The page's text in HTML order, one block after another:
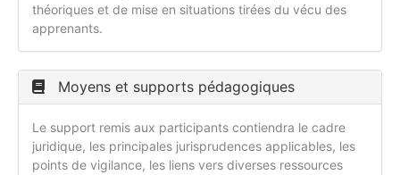
théoriques et de mise en situations tirées du vécu des
apprenants.
Moyens et supports pédagogiques
Le support remis aux participants contiendra le cadre
juridique, les principales jurisprudences applicables, les
points de vigilance, les liens vers diverses ressources